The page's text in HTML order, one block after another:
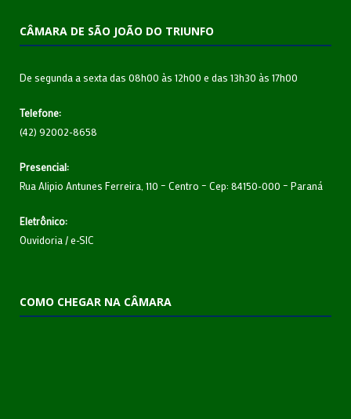
CÂMARA DE SÃO JOÃO DO TRIUNFO
De segunda a sexta das 08h00 às 12h00 e das 13h30 às 17h00
Telefone:
(42) 92002-8658
Presencial:
Rua Alipio Antunes Ferreira, 110 – Centro – Cep: 84150-000 – Paraná
Eletrônico:
Ouvidoria /e-SIC
COMO CHEGAR NA CÂMARA